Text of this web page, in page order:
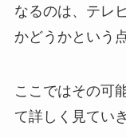
なるのは、テレ
かどうかという
ここではその可
て詳しく見てい